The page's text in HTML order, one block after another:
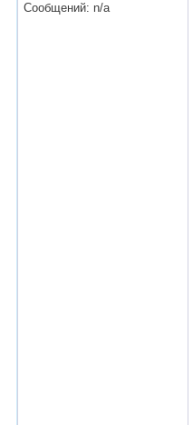
Сообщений: n/a